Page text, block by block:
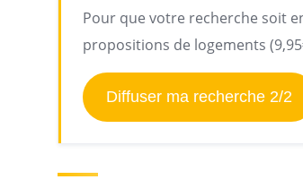
Pour que votre recherche soit
propositions de logements
Diffuser ma recherche 2/2